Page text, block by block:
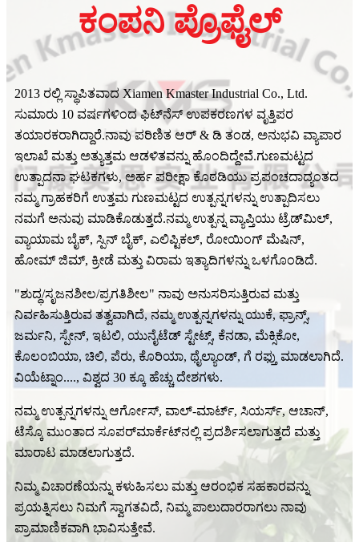
ಕಂಪನಿ ಪ್ರೊಫೈಲ್
2013 ರಲ್ಲಿ ಸ್ಥಾಪಿತವಾದ Xiamen Kmaster Industrial Co., Ltd.
ಸುಮಾರು 10 ವರ್ಷಗಳಿಂದ ಫಿಟ್‌ನೆಸ್ ಉಪಕರಣಗಳ ವೃತ್ತಿಪರ
ತಯಾರಕರಾಗಿದ್ದಾರೆ.ನಾವು ಪರಿಣಿತ ಆರ್ & ಡಿ ತಂಡ, ಅನುಭವಿ ವ್ಯಾಪಾರ
ಇಲಾಖೆ ಮತ್ತು ಅತ್ಯುತ್ತಮ ಆಡಳಿತವನ್ನು ಹೊಂದಿದ್ದೇವೆ.ಗುಣಮಟ್ಟದ
ಉತ್ಪಾದನಾ ಘಟಕಗಳು, ಅರ್ಹ ಪರೀಕ್ಷಾ ಕೊಠಡಿಯು ಪ್ರಪಂಚದಾದ್ಯಂತದ
ನಮ್ಮ ಗ್ರಾಹಕರಿಗೆ ಉತ್ತಮ ಗುಣಮಟ್ಟದ ಉತ್ಪನ್ನಗಳನ್ನು ಉತ್ಪಾದಿಸಲು
ನಮಗೆ ಅನುವು ಮಾಡಿಕೊಡುತ್ತದೆ.ನಮ್ಮ ಉತ್ಪನ್ನ ವ್ಯಾಪ್ತಿಯು ಟ್ರೆಡ್‌ಮಿಲ್,
ವ್ಯಾಯಾಮ ಬೈಕ್, ಸ್ಪಿನ್ ಬೈಕ್, ಎಲಿಪ್ಟಿಕಲ್, ರೋಯಿಂಗ್ ಮೆಷಿನ್,
ಹೋಮ್ ಜಿಮ್, ಕ್ರೀಡೆ ಮತ್ತು ವಿರಾಮ ಇತ್ಯಾದಿಗಳನ್ನು ಒಳಗೊಂಡಿದೆ.
"ಶುದ್ಧ/ಸೃಜನಶೀಲ/ಪ್ರಗತಿಶೀಲ" ನಾವು ಅನುಸರಿಸುತ್ತಿರುವ ಮತ್ತು
ನಿರ್ವಹಿಸುತ್ತಿರುವ ತತ್ವವಾಗಿದೆ, ನಮ್ಮ ಉತ್ಪನ್ನಗಳನ್ನು ಯುಕೆ, ಫ್ರಾನ್ಸ್,
ಜರ್ಮನಿ, ಸ್ಪೇನ್, ಇಟಲಿ, ಯುನೈಟೆಡ್ ಸ್ಟೇಟ್ಸ್, ಕೆನಡಾ, ಮೆಕ್ಸಿಕೋ,
ಕೊಲಂಬಿಯಾ, ಚಿಲಿ, ಪೆರು, ಕೊರಿಯಾ, ಥೈಲ್ಯಾಂಡ್, ಗೆ ರಫ್ತು ಮಾಡಲಾಗಿದೆ.
ವಿಯೆಟ್ನಾಂ...., ವಿಶ್ವದ 30 ಕ್ಕೂ ಹೆಚ್ಚು ದೇಶಗಳು.
ನಮ್ಮ ಉತ್ಪನ್ನಗಳನ್ನು ಆರ್ಗೋಸ್, ವಾಲ್-ಮಾರ್ಟ್, ಸಿಯರ್ಸ್, ಆಚಾನ್,
ಟೆಸ್ಕೊ ಮುಂತಾದ ಸೂಪರ್‌ಮಾರ್ಕೆಟ್‌ನಲ್ಲಿ ಪ್ರದರ್ಶಿಸಲಾಗುತ್ತದೆ ಮತ್ತು
ಮಾರಾಟ ಮಾಡಲಾಗುತ್ತದೆ.
ನಿಮ್ಮ ವಿಚಾರಣೆಯನ್ನು ಕಳುಹಿಸಲು ಮತ್ತು ಆರಂಭಿಕ ಸಹಕಾರವನ್ನು
ಪ್ರಯತ್ನಿಸಲು ನಿಮಗೆ ಸ್ವಾಗತವಿದೆ, ನಿಮ್ಮ ಪಾಲುದಾರರಾಗಲು ನಾವು
ಪ್ರಾಮಾಣಿಕವಾಗಿ ಭಾವಿಸುತ್ತೇವೆ.